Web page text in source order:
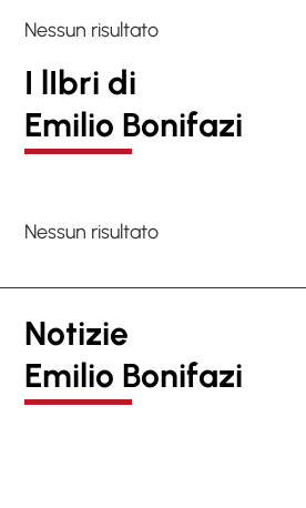
Nessun risultato
I lIbri di
Emilio Bonifazi
Nessun risultato
Notizie
Emilio Bonifazi